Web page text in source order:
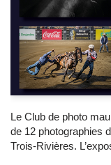
Le Club de photo
de 12 photographies
Trois-Rivières.